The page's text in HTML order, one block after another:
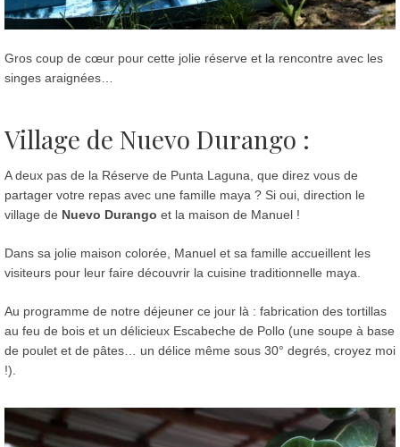
Gros coup de cœur pour cette jolie réserve et la rencontre avec les
singes araignées…
Village de Nuevo Durango :
A deux pas de la Réserve de Punta Laguna, que direz vous de
partager votre repas avec une famille maya ? Si oui, direction le
village de Nuevo Durango et la maison de Manuel !
Dans sa jolie maison colorée, Manuel et sa famille accueillent les
visiteurs pour leur faire découvrir la cuisine traditionnelle maya.
Au programme de notre déjeuner ce jour là : fabrication des tortillas
au feu de bois et un délicieux Escabeche de Pollo (une soupe à base
de poulet et de pâtes… un délice même sous 30° degrés, croyez moi
!).